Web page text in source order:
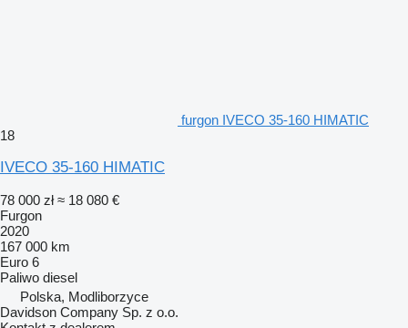
furgon IVECO 35-160 HIMATIC
18
IVECO 35-160 HIMATIC
78 000 zł ≈ 18 080 €
Furgon
2020
167 000 km
Euro 6
Paliwo diesel
Polska, Modliborzyce
Davidson Company Sp. z o.o.